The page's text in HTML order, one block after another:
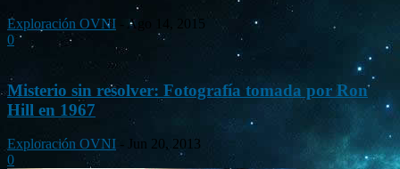
Exploración OVNI
Ago 14, 2015
0
Misterio sin resolver: Fotografía tomada por Ron
Hill en 1967
Exploración OVNI - Jun 20, 2013
0